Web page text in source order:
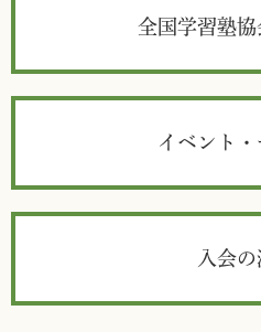
全国学習塾協
イベント
入会